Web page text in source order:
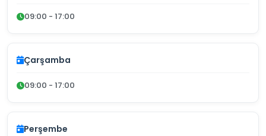
09:00 - 17:00
Çarşamba
09:00 - 17:00
Perşembe